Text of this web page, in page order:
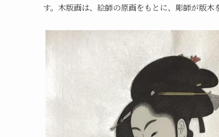
す。木版画は、絵師の原画をもとに、彫師が版